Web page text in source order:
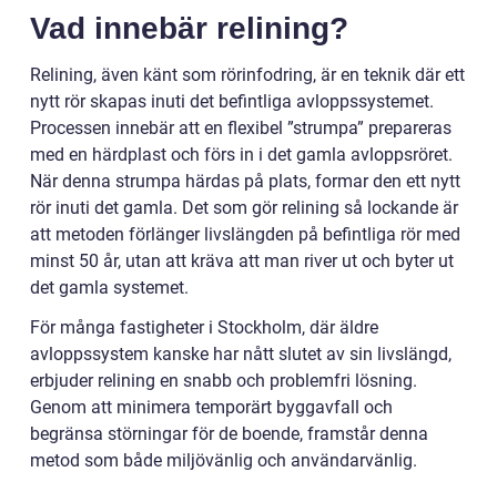
Vad innebär relining?
Relining, även känt som rörinfodring, är en teknik där ett
nytt rör skapas inuti det befintliga avloppssystemet.
Processen innebär att en flexibel ”strumpa” prepareras
med en härdplast och förs in i det gamla avloppsröret.
När denna strumpa härdas på plats, formar den ett nytt
rör inuti det gamla. Det som gör relining så lockande är
att metoden förlänger livslängden på befintliga rör med
minst 50 år, utan att kräva att man river ut och byter ut
det gamla systemet.
För många fastigheter i Stockholm, där äldre
avloppssystem kanske har nått slutet av sin livslängd,
erbjuder relining en snabb och problemfri lösning.
Genom att minimera temporärt byggavfall och
begränsa störningar för de boende, framstår denna
metod som både miljövänlig och användarvänlig.